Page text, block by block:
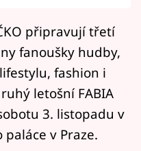
připravují třetí
fanoušky hudby,
fashion i
letošní FABIA
3. listopadu v
v Praze.